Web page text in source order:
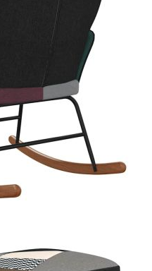
цел.
си с бутона "Добави в
да изберете броя
цел.
си с бутона "Добави в
да изберете броя
цел.
си с бутона "Добави в
да изберете броя